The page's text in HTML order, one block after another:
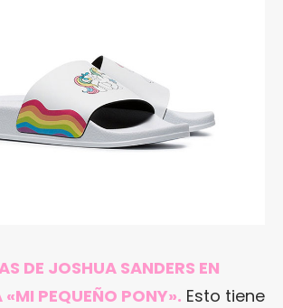
DE JOSHUA SANDERS EN
PEQUEÑO PONY». Esto tiene